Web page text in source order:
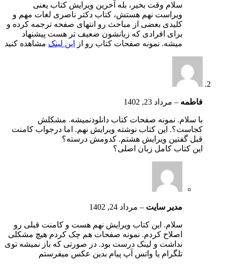
سلام وقت بخیر، بله آخرین ویرایش کتاب یعنی
ویراست نهم هستش، کتاب دکتر ناصری لغات مهم و
کلیدی بعضی از مباحث رو انتهای صفحه ترجمه کرده و
برای افرادی که زبانشون ضعیف تر هست پیشنهاد
میشه. نمونه صفحات کتاب رو از
این لینک مشاهده کنید
فاطمه – مرداد 23, 1402
با سلام. نمونه صفحات کتاب دانلودنمیشه. مشکلش
کجاست؟. این کتاب نوشته ویرایش نهم. اما درجواب کامنت
قبل گفتین ویرایش هشتم. کدومش درسته؟
این کتاب کامل زبان اصلی؟
مدیر سایت – مرداد 24, 1402
سلام. این کتاب ویرایش نهم هست و کامنت قبلی رو
اصلاح کردم. نمونه صفحات هم چک کردم هیچ مشکلی
نداشت و لینک درست بود. در صورتی که باز نمیشه توی
تلگرام یا واتس آپ پیام بدین عکس میفرستم